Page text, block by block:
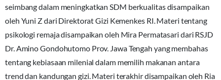
seimbang dalam meningkatkan SDM berkualitas disampaikan
oleh Yuni Z dari Direktorat Gizi Kemenkes RI. Materi tentang
psikologi remaja disampaikan oleh Mira Permatasari dari RSJD
Dr. Amino Gondohutomo Prov. Jawa Tengah yang membahas
tentang kebiasaan milenial dalam memilih makanan antara
trend dan kandungan gizi. Materi terakhir disampaikan oleh Ria